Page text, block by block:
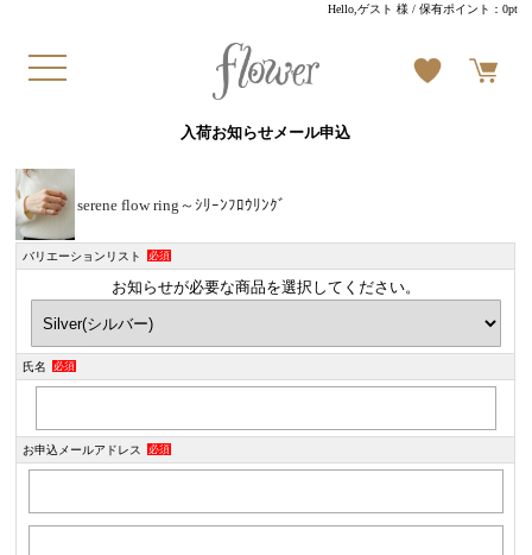
Hello,ゲスト 様 / 保有ポイント：0pt
入荷お知らせメール申込
serene flow ring～ｼﾘｰﾝﾌﾛｳﾘﾝｸﾞ
バリエーションリスト 必須
お知らせが必要な商品を選択してください。
氏名 必須
お申込メールアドレス 必須